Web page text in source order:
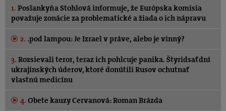
1. Poslankyňa Stohlová informuje, že Európska komisia
považuje zonácie za problematické a žiada o ich nápravu
2. .pod lampou: Je Izrael v práve, alebo je vinný?
3. Rozsievali teror, teraz ich pohlcuje panika. Štyridsať dní
ukrajinských úderov, ktoré donútili Rusov ochutnať
vlastnú medicínu
4. Obete kauzy Cervanová: Roman Brázda